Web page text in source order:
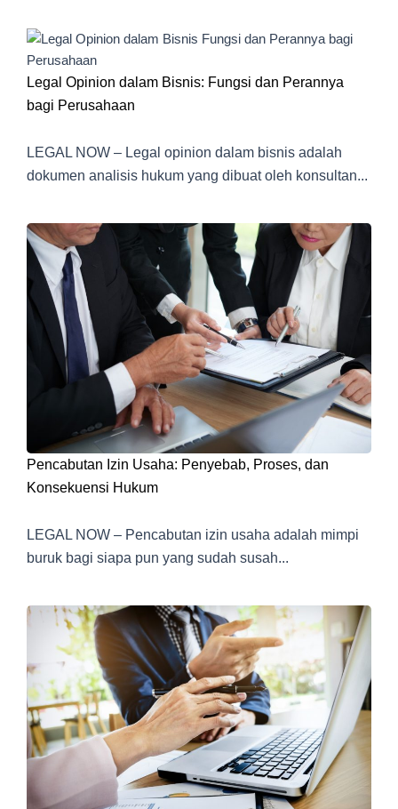
Legal Opinion dalam Bisnis: Fungsi dan Perannya
bagi Perusahaan
LEGAL NOW – Legal opinion dalam bisnis adalah
dokumen analisis hukum yang dibuat oleh konsultan...
Pencabutan Izin Usaha: Penyebab, Proses, dan
Konsekuensi Hukum
LEGAL NOW – Pencabutan izin usaha adalah mimpi
buruk bagi siapa pun yang sudah susah...